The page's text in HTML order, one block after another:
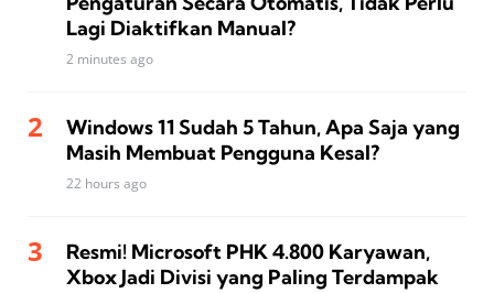
Lagi Diaktifkan Manual?
2 minutes ago
Windows 11 Sudah 5 Tahun, Apa Saja yang
Masih Membuat Pengguna Kesal?
22 hours ago
Resmi! Microsoft PHK 4.800 Karyawan,
Xbox Jadi Divisi yang Paling Terdampak